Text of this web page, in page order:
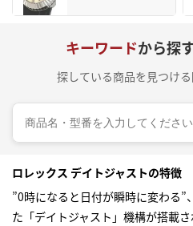
キーワードから探
探している商品を見つける
ロレックス デイトジャストの特徴
”0時になると日付が瞬時に変わる
た「デイトジャスト」機構が搭載